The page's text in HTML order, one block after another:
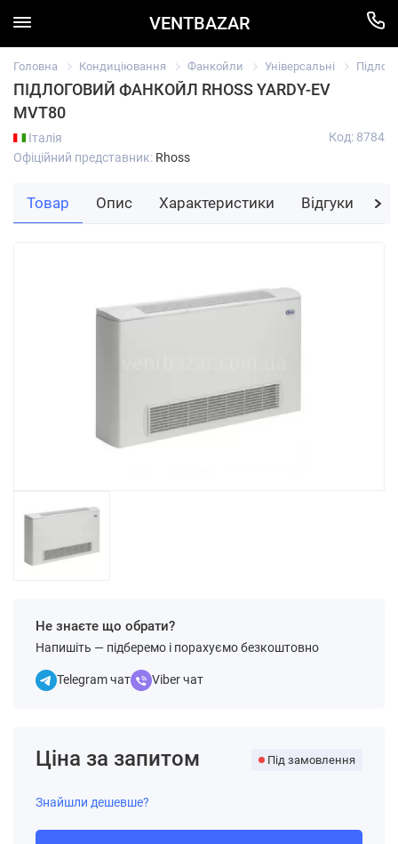
VENTBAZAR
Головна Кондиціювання Фанкойли Універсальні
ПІДЛОГОВИЙ ФАНКОЙЛ RHOSS YARDY-EV
MVT80
Італія
Офіційний представник: Rhoss
Код: 8784
Не знаєте що обрати?
Напишіть — підберемо і порахуємо безкоштовно
Telegram чат Viber чат
Ціна за запитом Під замовлення
Знайшли дешевше?
Товар Опис Характеристики Відгуки